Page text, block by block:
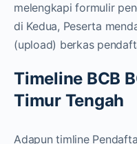
melengkapi formulir
di Kedua, Peserta
(upload) berkas
Timeline BCB
Timur Tengah
Adapun timline